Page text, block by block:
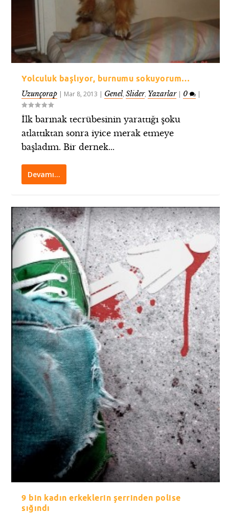
Yolculuk başlıyor, burnumu sokuyorum…
Uzunçorap | Mar 8, 2013 | Genel,Slider, Yazarlar| 0 |
İlk barınak tecrübesinin yarattığı şoku
atlattıktan sonra iyice merak etmeye
başladım. Bir dernek...
Devamı…
9 bin kadın erkeklerin şerrinden polise
sığındı